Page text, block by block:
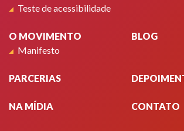
Teste de acessibilidade
O MOVIMENTO
Manifesto
BLOG
PARCERIAS
NA MÍDIA CONTATO